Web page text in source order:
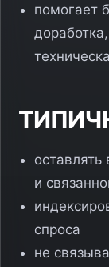
помогает
оставлять
и
спроса
не